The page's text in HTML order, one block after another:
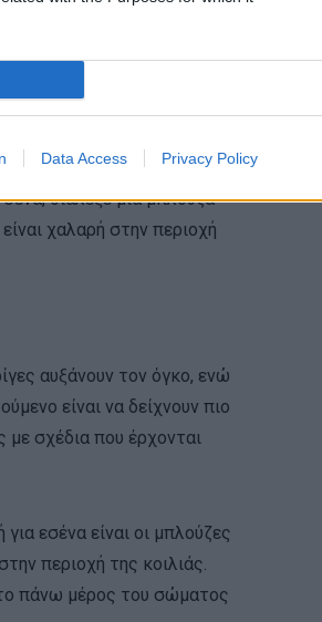
Data Access Privacy Policy
που σχηματίζουν οι
μπλούζα.
το στέρνο σου, χωρίς να
διάλεξε μια μπλούζα
χαλαρή στην περιοχή
αυξάνουν τον όγκο, ενώ
είναι να δείχνουν πιο
με σχέδια που έρχονται
εσένα είναι οι μπλούζες
περιοχή της κοιλιάς.
πάνω μέρος του σώματος